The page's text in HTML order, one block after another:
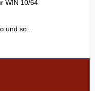
WIN 10/64
und so...